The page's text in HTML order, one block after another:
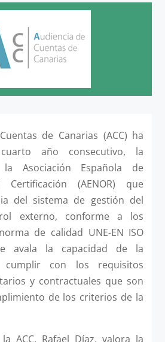
de Canarias (ACC) ha
año consecutivo, la
Asociación Española de
Certificación (AENOR) que
del sistema de gestión del
externo, conforme a los
de calidad UNE-EN ISO
avala la capacidad de la
cumplir con los requisitos
y contractuales que son
de los criterios de la
ACC, Rafael Díaz, valora la